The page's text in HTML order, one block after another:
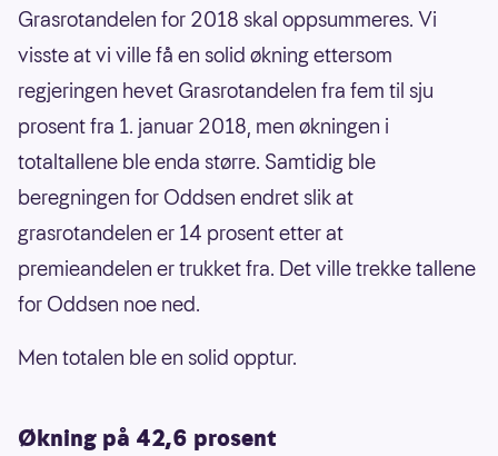
Grasrotandelen for 2018 skal oppsummeres. Vi
visste at vi ville få en solid økning ettersom
regjeringen hevet Grasrotandelen fra fem til sju
prosent fra 1. januar 2018, men økningen i
totaltallene ble enda større. Samtidig ble
beregningen for Oddsen endret slik at
grasrotandelen er 14 prosent etter at
premieandelen er trukket fra. Det ville trekke tallene
for Oddsen noe ned.
Men totalen ble en solid opptur.
Økning på 42,6 prosent